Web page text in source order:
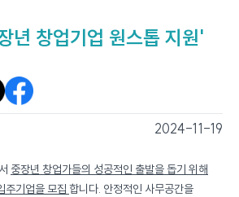
년 창업기업 원스톱 지원'
2024-11-19
- 스마트서울소식
중장년 창업가들의 성공적인 출발을 돕기 위해
을 입주기업을 모집 합니다. 안정적인 사무공간을